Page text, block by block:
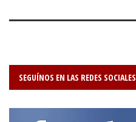
SEGUÍNOS EN LAS REDES SOCIALES